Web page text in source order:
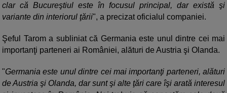
clar că Bucureştiul este în focusul principal, dar există şi
variante din interiorul ţării", a precizat oficialul companiei.
Şeful Tarom a subliniat că Germania este unul dintre cei mai
importanţi parteneri ai României, alături de Austria şi Olanda.
"Germania este unul dintre cei mai importanţi parteneri, alături
de Austria şi Olanda, dar sunt şi alte ţări care îşi arată interesul